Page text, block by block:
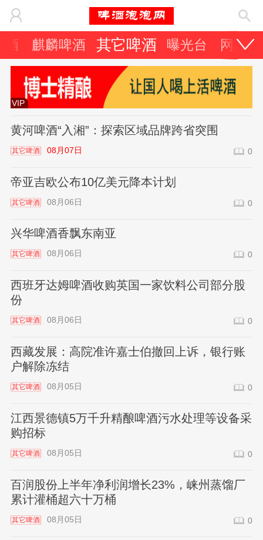
酒 麒麟啤酒 其它啤酒 曝光台 网友
VIP
黄河啤酒“入湘”：探索区域品牌跨省突围
其它啤酒 08月07日 0
帝亚吉欧公布10亿美元降本计划
其它啤酒 08月06日 0
兴华啤酒香飘东南亚
其它啤酒 08月06日 0
西班牙达姆啤酒收购英国一家饮料公司部分股
份
其它啤酒 08月06日 0
西藏发展：高院准许嘉士伯撤回上诉，银行账
户解除冻结
其它啤酒 08月05日 0
江西景德镇5万千升精酿啤酒污水处理等设备采
购招标
其它啤酒 08月05日 0
百润股份上半年净利润增长23%，崃州蒸馏厂
累计灌桶超六十万桶
其它啤酒 08月05日 0